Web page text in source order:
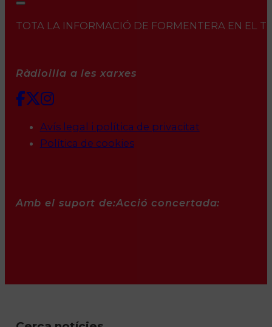
TOTA LA INFORMACIÓ DE FORMENTERA EN EL
Ràdioilla a les xarxes
Avís legal i política de privacitat
Política de cookies
Amb el suport de:Acció concertada: